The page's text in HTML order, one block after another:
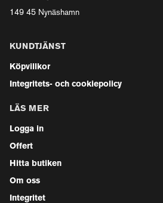
149 45 Nynäshamn
KUNDTJÄNST
Köpvillkor
Integritets- och cookiepolicy
LÄS MER
Logga in
Offert
Hitta butiken
Om oss
Integritet